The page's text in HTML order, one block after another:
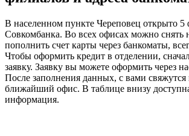
В населенном пункте Череповец открыто 5
Совкомбанка. Во всех офисах можно снять
пополнить счет карты через банкоматы,
Чтобы оформить кредит в отделении,
заявку. Заявку вы можете оформить через
После заполнения данных, с вами свяжутся
ближайший офис. В таблице внизу
информация.